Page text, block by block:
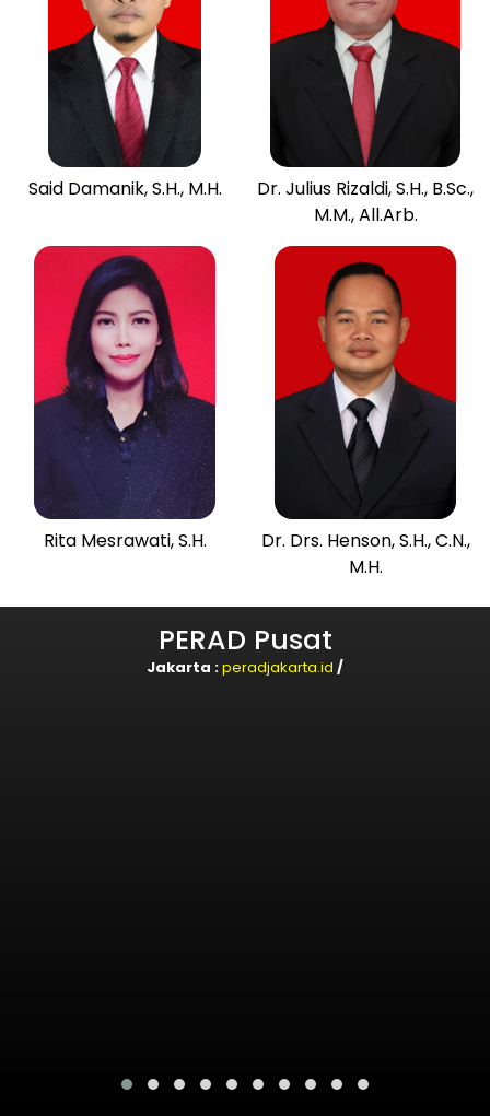
Said Damanik, S.H., M.H.
Dr. Julius Rizaldi, S.H., B.Sc.,
M.M., All.Arb.
Rita Mesrawati, S.H.
Dr. Drs. Henson, S.H., C.N.,
M.H.
PERAD Pusat
Jakarta :peradjakarta.id /